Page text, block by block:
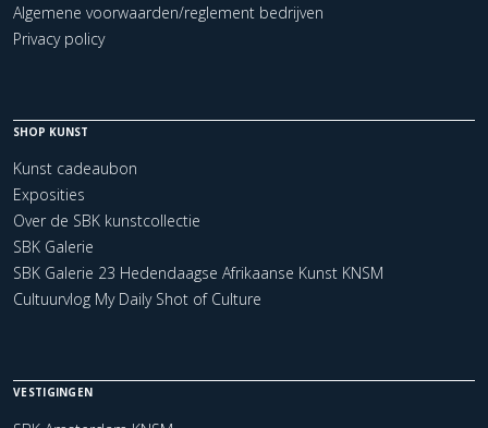
Algemene voorwaarden/reglement bedrijven
Privacy policy
SHOP KUNST
Kunst cadeaubon
Exposities
Over de SBK kunstcollectie
SBK Galerie
SBK Galerie 23 Hedendaagse Afrikaanse Kunst KNSM
Cultuurvlog My Daily Shot of Culture
VESTIGINGEN